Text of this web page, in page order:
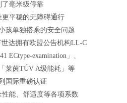
了毫米级停靠
更平稳的无障碍通行
孩单独搭乘的安全问题
世达拥有欧盟公告机构LL-C
ECtype-examination」、
莱茵TÚV A级能耗」等
国际重磅认证
能、舒适度等各项系数